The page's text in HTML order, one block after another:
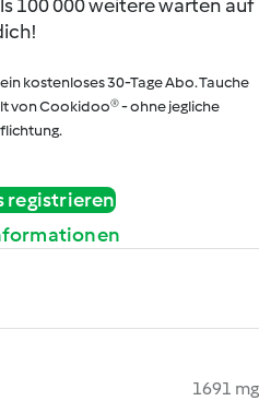
100 000 weitere warten auf
kostenloses 30-Tage Abo. Tauche
von Cookidoo® - ohne jegliche
registrieren
1691 mg